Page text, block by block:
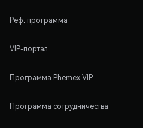
Реф. программа
VIP-портал
Программа Phemex VIP
Программа сотрудничества